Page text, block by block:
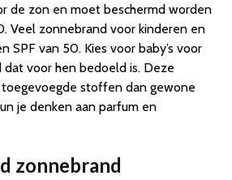
de zon en moet beschermd worden
Veel zonnebrand voor kinderen en
SPF van 50. Kies voor baby’s voor
voor hen bedoeld is. Deze
stoffen dan gewone
je denken aan parfum en
zonnebrand